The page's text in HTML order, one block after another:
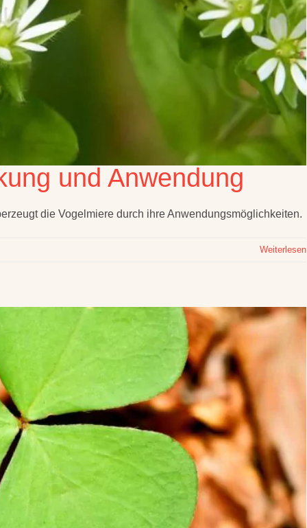
und Anwendung
die Vogelmiere durch ihre Anwendungsmöglichkeiten.
Weiterlesen